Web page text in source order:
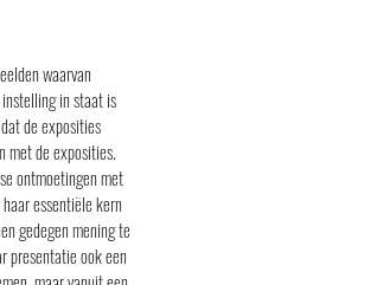
waarvan
in staat is
de exposities
met de exposities.
ontmoetingen met
essentiële kern
gedegen mening te
presentatie ook een